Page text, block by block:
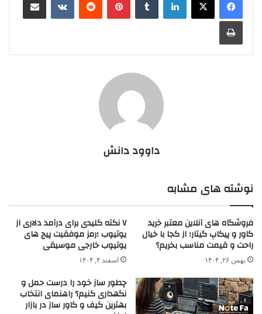
چاپ
داوود دانش
نوشته های مشابه
فروشگاه های آنلاین معتبر خرید
کاور و پیکاپ گیتار؛ از کجا با خیال
راحت و قیمت مناسب بخریم؟
بهمن ۲۶, ۱۴۰۴
۷ نکته کلیدی برای درآمد دلاری از
یوتیوب ؛رمز موفقیت پیج های
یوتیوب خارجی موسیقی
اسفند ۴, ۱۴۰۴
چطور ساز خود را درست حمل و
نگهداری کنیم؟ راهنمای انتخاب
بهترین کیف و کاور ساز در بازار